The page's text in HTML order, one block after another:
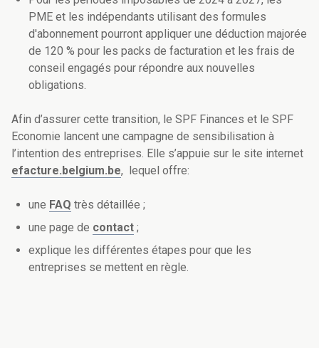
PME et les indépendants utilisant des formules
d'abonnement pourront appliquer une déduction majorée
de 120 % pour les packs de facturation et les frais de
conseil engagés pour répondre aux nouvelles
obligations.
Afin d’assurer cette transition, le SPF Finances et le SPF
Economie lancent une campagne de sensibilisation à
l’intention des entreprises. Elle s’appuie sur le site internet
efacture.belgium.be, lequel offre:
une FAQ très détaillée ;
une page de contact ;
explique les différentes étapes pour que les
entreprises se mettent en règle.